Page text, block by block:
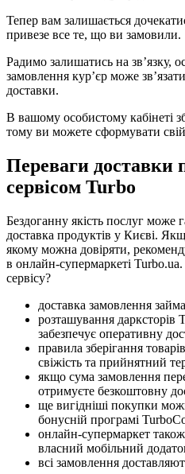
Тепер вам залишається
привезе все те, що ви замовили.
Радимо залишатись на зв’язку,
замовлення кур’єр може
доставки.
В вашому особистому кабінеті
тому ви можете сформувати
Переваги доставки
сервісом Turbo
Бездоганну якість послуг може
доставка продуктів у Києві.
якому можна довіряти,
в онлайн-супермаркеті
сервісу?
доставка замовлення
розташування дарксторів
забезпечує оперативну
правила зберігання
свіжість та прийнятний
якщо сума замовлення
отримуєте безкоштовну
ще вигідніші покупки
бонусній програмі
онлайн-супермаркет
власний мобільний
всі замовлення